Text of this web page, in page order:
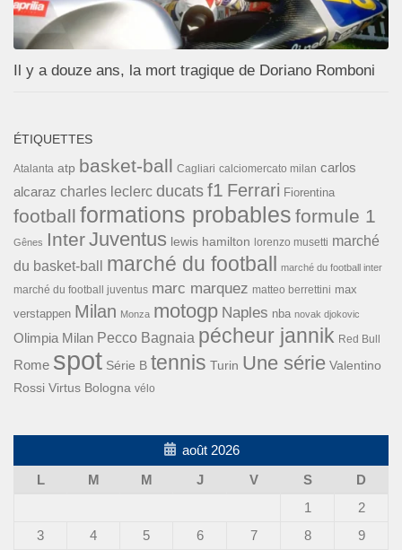
Il y a douze ans, la mort tragique de Doriano Romboni
ÉTIQUETTES
Atalanta atp basket-ball Cagliari calciomercato milan carlos
alcaraz charles leclerc ducats f1 Ferrari Fiorentina
football formations probables formule 1
Gênes InterJuventus lewis hamilton lorenzo musetti marché
du basket-ball
marché du football marché du football inter
marché du football juventus marc marquez matteo berrettini max
verstappen Milan Monza motogp Naples nba novak djokovic
Olimpia Milan Pecco Bagnaia pécheur jannik Red Bull
Rome spot Série B tennis Turin Une série Valentino
Rossi Virtus Bologna vélo
août 2026
L
M M J V S
D
1
2
3
4 5 6 7 8 9